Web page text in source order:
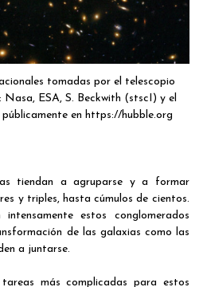
tomadas por el telescopio
ESA, S. Beckwith (stscI) y el
en https://hubble.org
tiendan a agruparse y a formar
y triples, hasta cúmulos de cientos.
estos conglomerados
de las galaxias como las
a juntarse.
más complicadas para estos